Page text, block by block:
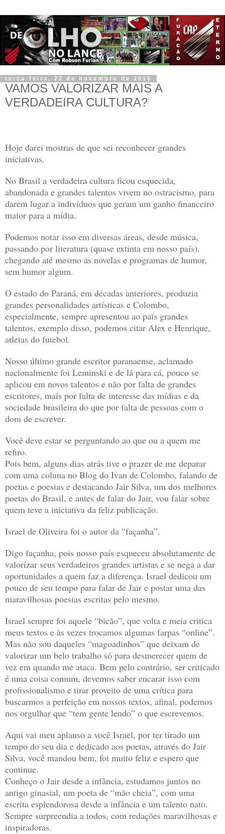
terça-feira, 22 de novembro de 2016
VAMOS VALORIZAR MAIS A
VERDADEIRA CULTURA?
Hoje darei mostras de que sei reconhecer grandes
iniciativas.
No Brasil a verdadeira cultura ficou esquecida,
abandonada e grandes talentos vivem no ostracismo, para
darem lugar a indivíduos que geram um ganho financeiro
maior para a mídia.
Podemos notar isso em diversas áreas, desde música,
passando por literatura (quase extinta em nosso país),
chegando até mesmo as novelas e programas de humor,
sem humor algum.
O estado do Paraná, em décadas anteriores, produzia
grandes personalidades artísticas e Colombo,
especialmente, sempre apresentou ao país grandes
talentos, exemplo disso, podemos citar Alex e Henrique,
atletas do futebol.
Nosso último grande escritor paranaense, aclamado
nacionalmente foi Leminski e de lá para cá, pouco se
aplicou em novos talentos e não por falta de grandes
escritores, mais por falta de interesse das mídias e da
sociedade brasileira do que por falta de pessoas com o
dom de escrever.
Você deve estar se perguntando ao que ou a quem me
refiro.
Pois bem, alguns dias atrás tive o prazer de me deparar
com uma coluna no Blog do Ivan de Colombo, falando de
poetas e poesias e destacando Jair Silva, um dos melhores
poetas do Brasil, e antes de falar do Jair, vou falar sobre
quem teve a iniciativa da feliz publicação.
Israel de Oliveira foi o autor da “façanha”.
Digo façanha, pois nosso país esqueceu absolutamente de
valorizar seus verdadeiros grandes artistas e se nega a dar
oportunidades a quem faz a diferença. Israel dedicou um
pouco de seu tempo para falar de Jair e postar uma das
maravilhosas poesias escritas pelo mesmo.
Israel sempre foi aquele “bicão”, que volta e meia critica
meus textos e às vezes trocamos algumas farpas “online”.
Mas não sou daqueles “magoadinhos” que deixam de
valorizar um belo trabalho só para desmerecer quem de
vez em quando me ataca. Bem pelo contrário, ser criticado
é uma coisa comum, devemos saber encarar isso com
profissionalismo e tirar proveito de uma crítica para
buscarmos a perfeição em nossos textos, afinal, podemos
nos orgulhar que “tem gente lendo” o que escrevemos.
Aqui vai meu aplauso a você Israel, por ter tirado um
tempo do seu dia e dedicado aos poetas, através do Jair
Silva, você mandou bem, foi muito feliz e espero que
continue.
Conheço o Jair desde a infância, estudamos juntos no
antigo ginasial, um poeta de “mão cheia”, com uma
escrita esplendorosa desde a infância e um talento nato.
Sempre surpreendia a todos, com redações maravilhosas e
inspiradoras.